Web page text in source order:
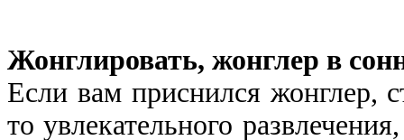
Жонглировать, жонглер в
Если вам приснился жонглер,
то увлекательного